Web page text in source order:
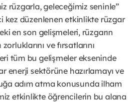
rüzgarla, geleceğimiz seninle”
kez düzenlenen etkinlikte rüzgar
en son gelişmeleri, rüzgarın
ve fırsatlarını
tüm bu gelişmeler ekseninde
enerji sektörüne hazırlamayı ve
adım atma konusunda ilham
etkinlikte öğrencilerin bu alana